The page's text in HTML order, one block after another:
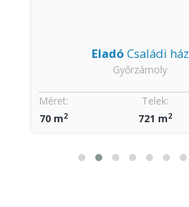
Eladó Családi ház
Győrzámoly
Méret:
70 m2
Telek:
721 m2